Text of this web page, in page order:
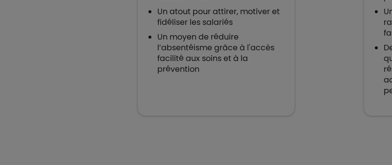
Un atout pour attirer, motiver et
fidéliser les salariés
Un moyen de réduire
l’absentéisme grâce à l'accès
facilité aux soins et à la
prévention